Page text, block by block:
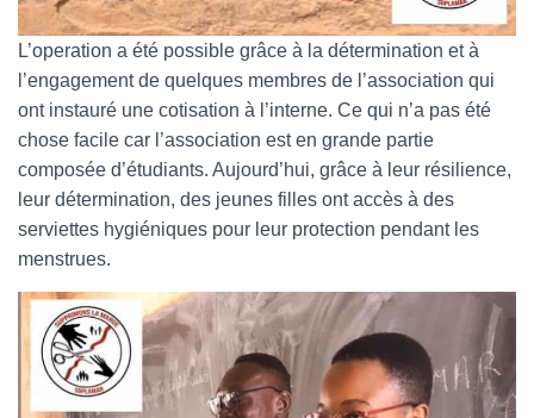
L’operation a été possible grâce à la détermination et à
l’engagement de quelques membres de l’association qui
ont instauré une cotisation à l’interne. Ce qui n’a pas été
chose facile car l’association est en grande partie
composée d’étudiants. Aujourd’hui, grâce à leur résilience,
leur détermination, des jeunes filles ont accès à des
serviettes hygiéniques pour leur protection pendant les
menstrues.